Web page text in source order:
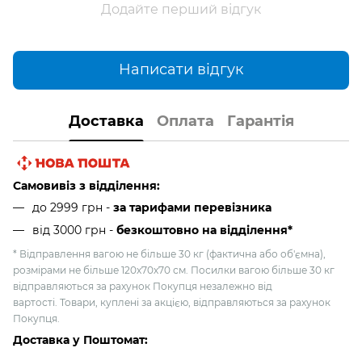
Додайте перший відгук
Написати відгук
Доставка Оплата Гарантія
Самовивіз з відділення:
до 2999 грн - за тарифами перевізника
від 3000 грн - безкоштовно на відділення*
* Відправлення вагою не більше 30 кг (фактична або об'ємна),
розмірами не більше 120х70х70 см. Посилки вагою більше 30 кг
відправляються за рахунок Покупця незалежно від
вартості. Товари, куплені за акцією, відправляються за рахунок
Покупця.
Доставка у Поштомат: